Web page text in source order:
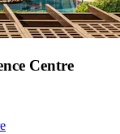
Centre